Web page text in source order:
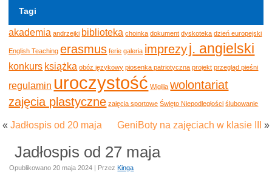
Tagi
akademia andrzejki biblioteka choinka dokument dyskoteka dzień europejski
English Teaching erasmus ferie galeria imprezyj. angielski
konkurs książka obóz językowy piosenka patriotyczna projekt przegląd pieśni
regulamin uroczystość Wigilia wolontariat
zajęcia plastyczne zajęcia sportowe Święto Niepodległości ślubowanie
«Jadłospis od 20 maja GeniBoty na zajęciach w klasie III »
Jadłospis od 27 maja
Opublikowano 20 maja 2024 | Przez Kinga